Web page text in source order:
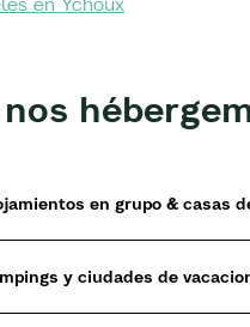
en grupo & casas
y ciudades de